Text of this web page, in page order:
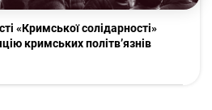
«Кримської солідарності»
кримських політв’язнів